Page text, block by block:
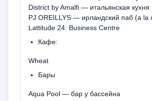
District by Amalfi — итальянская
PJ OREILLYS — ирландский паб (a la
Lattitude 24: Business Centre
Кафе:
Wheat
Бары
Aqua Pool — бар у бассейна